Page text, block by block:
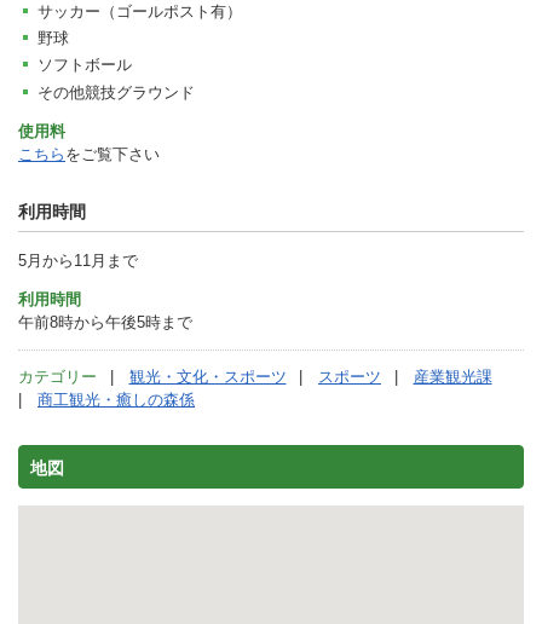
サッカー（ゴールポスト有）
野球
ソフトボール
その他競技グラウンド
使用料
こちら をご覧下さい
利用時間
5月から11月まで
利用時間
午前8時から午後5時まで
カテゴリー 観光・文化・スポーツ スポーツ
産業観光課
商工観光・癒しの森係
地図